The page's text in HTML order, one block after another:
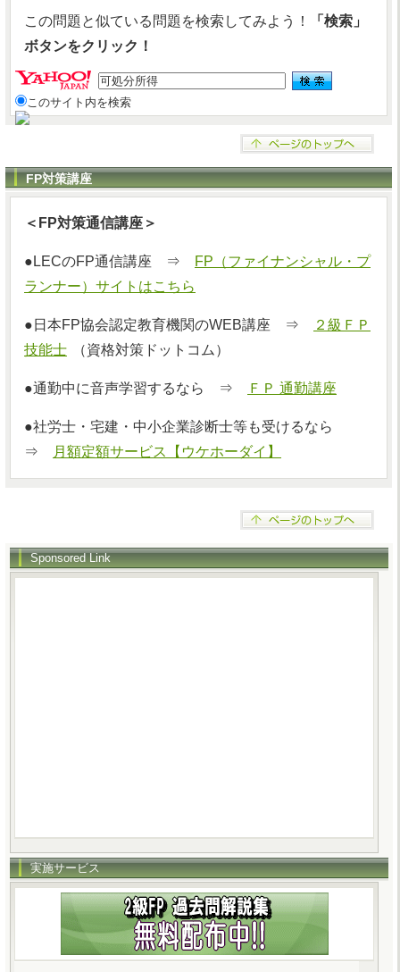
この問題と似ている問題を検索してみよう！
「検索」
ボタンをクリック！
このサイト内を検索
FP対策講座
＜FP対策通信講座＞
●LECのFP通信講座 ⇒
FP（ファイナンシャル・プ
ランナー）サイトはこちら
●日本FP協会認定教育機関のWEB講座 ⇒
２級ＦＰ
技能士
（資格対策ドットコム）
●通勤中に音声学習するなら ⇒ ＦＰ 通勤講座
●社労士・宅建・中小企業診断士等も受けるなら
⇒
月額定額サービス【ウケホーダイ】
Sponsored Link
実施サービス